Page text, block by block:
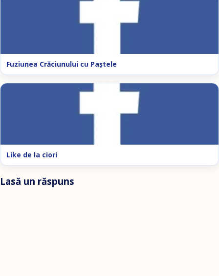
Fuziunea Crăciunului cu Paştele
Like de la ciori
Lasă un răspuns